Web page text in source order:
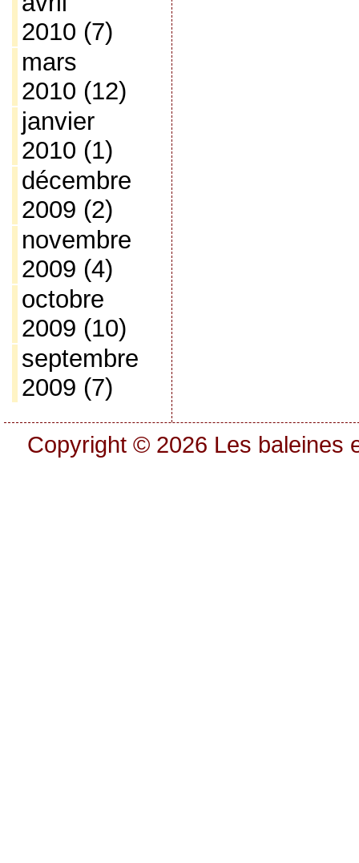
2010 (7)
mars
2010 (12)
janvier
2010 (1)
décembre
2009 (2)
novembre
2009 (4)
octobre
2009 (10)
septembre
2009 (7)
Copyright © 2026 Les baleines